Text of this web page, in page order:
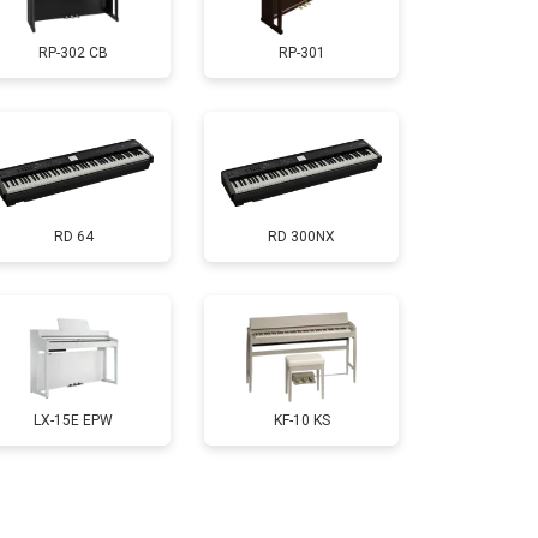
1200 ₽ Заказать
1500 ₽ Заказать
2000 ₽ Заказать
1800 ₽ Заказать
1200 ₽
RP-302 CB RP-301
RD 64 RD 300NX
LX-15E EPW KF-10 KS